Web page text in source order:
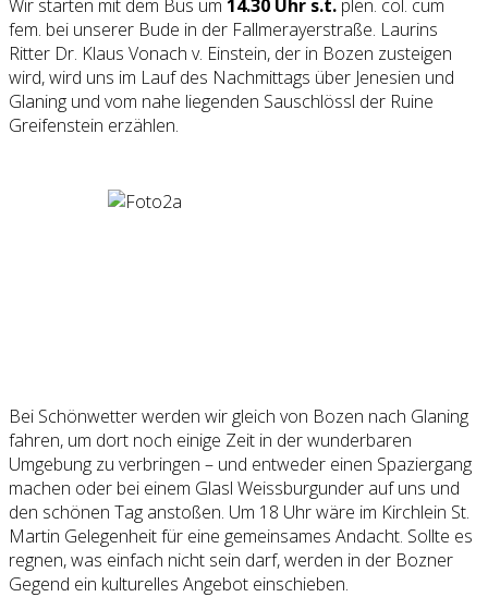
Wir starten mit dem Bus um 14.30 Uhr s.t. plen. col. cum
fem. bei unserer Bude in der Fallmerayerstraße. Laurins
Ritter Dr. Klaus Vonach v. Einstein, der in Bozen zusteigen
wird, wird uns im Lauf des Nachmittags über Jenesien und
Glaning und vom nahe liegenden Sauschlössl der Ruine
Greifenstein erzählen.
Bei Schönwetter werden wir gleich von Bozen nach Glaning
fahren, um dort noch einige Zeit in der wunderbaren
Umgebung zu verbringen – und entweder einen Spaziergang
machen oder bei einem Glasl Weissburgunder auf uns und
den schönen Tag anstoßen. Um 18 Uhr wäre im Kirchlein St.
Martin Gelegenheit für eine gemeinsames Andacht. Sollte es
regnen, was einfach nicht sein darf, werden in der Bozner
Gegend ein kulturelles Angebot einschieben.